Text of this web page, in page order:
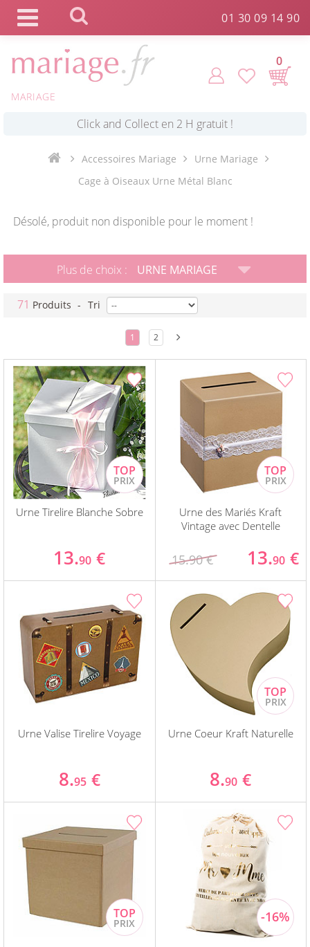
01 30 09 14 90
MARIAGE
0
Commande expédiée en 24h !
Click and Collect en 2 H gratuit !
Livraison point relais gratuit dès 89 € !
Payez votre commande en 4X sans frais *
Accessoires Mariage
Urne Mariage
Cage à Oiseaux Urne Métal Blanc
Désolé, produit non disponible pour le moment !
Plus de choix : URNE MARIAGE
71 Produits - Tri
1 2
Urne Tirelire Blanche Sobre
13.90 €
Urne des Mariés Kraft
Vintage avec Dentelle
15.90 € 13.90 €
Urne Valise Tirelire Voyage
8.95 €
Urne Coeur Kraft Naturelle
8.90 €
Panneau de gestion des cookies